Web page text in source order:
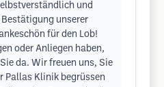
und
unserer
für den Lob!
oder Anliegen haben,
da. Wir freuen uns, Sie
Pallas Klinik begrüssen